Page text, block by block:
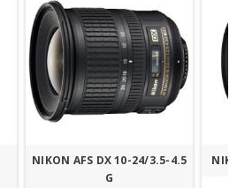
NIKON AFS DX 10-24/3.5-4.5
G